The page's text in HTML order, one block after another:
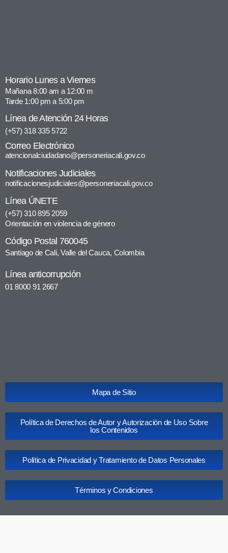
Horario Lunes a Viernes
Mañana 8:00 am a 12:00 m
Tarde 1:00 pm a 5:00 pm
Línea de Atención 24 Horas
(+57) 318 335 5722
Correo Electrónico
atencionalciudadano@personeriacali.gov.co
Notificaciones Judiciales
notificacionesjudiciales@personeriacali.gov.co
Línea ÚNETE
(+57) 310 895 2059
Orientación en violencia de género
Código Postal 760045
Santiago de Cali, Valle del Cauca, Colombia
Línea anticorrupción
01 8000 91 2667
Mapa de Sitio
Política de Derechos de Autor y Autorización de Uso Sobre
los Contenidos
Política de Privacidad y Tratamiento de Datos Personales
Términos y Condiciones